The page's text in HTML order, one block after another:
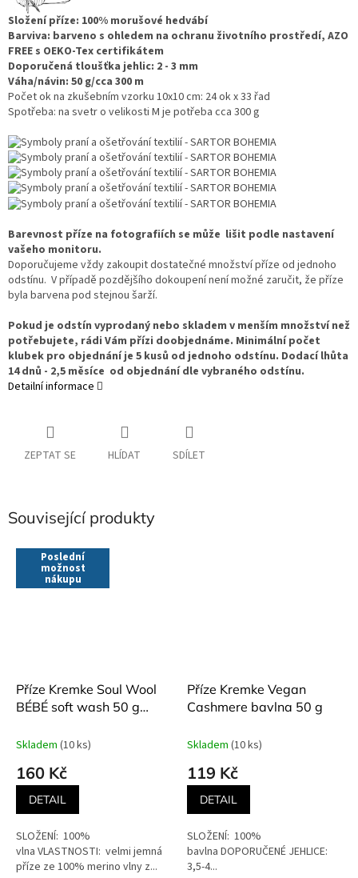
Složení příze: 100% morušové hedvábí
Barviva: barveno s ohledem na ochranu životního prostředí, AZO
FREE s OEKO-Tex certifikátem
Doporučená tloušťka jehlic: 2 - 3 mm
Váha/návin: 50 g/cca 300 m
Počet ok na zkušebním vzorku 10x10 cm: 24 ok x 33 řad
Spotřeba: na svetr o velikosti M je potřeba cca 300 g
Barevnost příze na fotografiích se může lišit podle nastavení
vašeho monitoru.
Doporučujeme vždy zakoupit dostatečné množství příze od jednoho
odstínu. V případě pozdějšího dokoupení není možné zaručit, že příze
byla barvena pod stejnou šarží.
Pokud je odstín vyprodaný nebo skladem v menším množství než
potřebujete, rádi Vám přízi doobjednáme. Minimální počet
klubek pro objednání je 5 kusů od jednoho odstínu. Dodací lhůta
14 dnů - 2,5 měsíce od objednání dle vybraného odstínu.
Detailní informace
ZEPTAT SE HLÍDAT SDÍLET
Související produkty
Poslední
možnost
nákupu
Příze Kremke Soul Wool
BÉBÉ soft wash 50 g
Skladem (10 ks)
160 Kč
DETAIL
SLOŽENÍ: 100%
vlna VLASTNOSTI: velmi jemná
příze ze 100% merino vlny z...
Příze Kremke Vegan
Cashmere bavlna 50 g
Skladem (10 ks)
119 Kč
DETAIL
SLOŽENÍ: 100%
bavlna DOPORUČENÉ JEHLICE:
3,5-4...